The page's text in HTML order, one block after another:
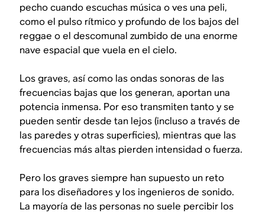
pecho cuando escuchas música o ves una peli,
como el pulso rítmico y profundo de los bajos del
reggae o el descomunal zumbido de una enorme
nave espacial que vuela en el cielo.
Los graves, así como las ondas sonoras de las
frecuencias bajas que los generan, aportan una
potencia inmensa. Por eso transmiten tanto y se
pueden sentir desde tan lejos (incluso a través de
las paredes y otras superficies), mientras que las
frecuencias más altas pierden intensidad o fuerza.
Pero los graves siempre han supuesto un reto
para los diseñadores y los ingenieros de sonido.
La mayoría de las personas no suele percibir los